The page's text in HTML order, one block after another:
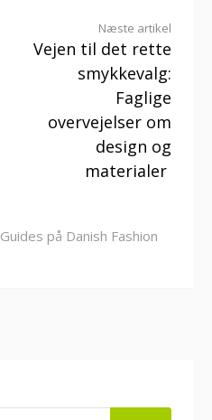
Næste artikel
Vejen til det rette
smykkevalg:
Faglige
overvejelser om
design og
materialer
på Danish Fashion